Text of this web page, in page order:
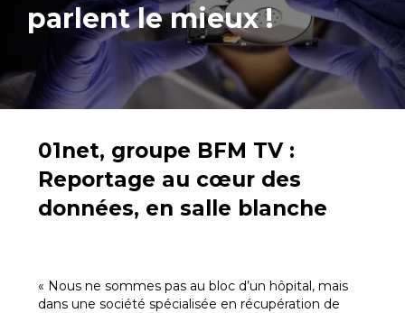
parlent le mieux !
01net, groupe BFM TV :
Reportage au cœur des
données, en salle blanche
« Nous ne sommes pas au bloc d’un hôpital, mais
dans une société spécialisée en récupération de